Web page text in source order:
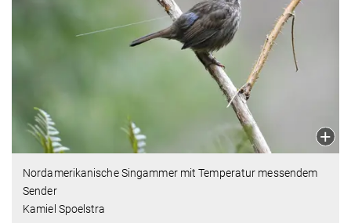
Nordamerikanische Singammer mit Temperatur messendem
Sender
Kamiel Spoelstra